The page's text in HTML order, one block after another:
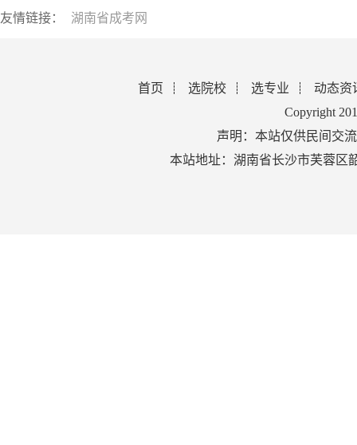
友情链接： 湖南省成考网
首页 选院校 选专业
动态资
Copyright
声明：本站仅供民间交
本站地址：湖南省长沙市芙蓉区